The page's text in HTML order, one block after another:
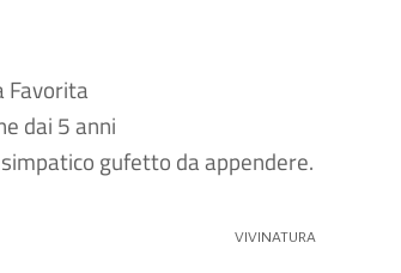
Favorita
dai 5 anni
gufetto da appendere.
VIVINATURA